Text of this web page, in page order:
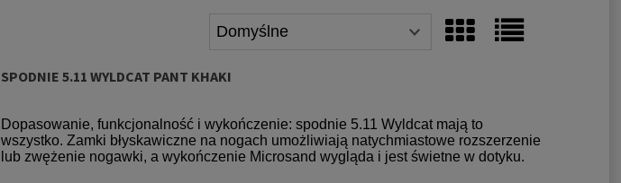
SPODNIE 5.11 WYLDCAT PANT KHAKI
Dopasowanie, funkcjonalność i wykończenie: spodnie 5.11 Wyldcat mają to
wszystko. Zamki błyskawiczne na nogach umożliwiają natychmiastowe rozszerzenie
lub zwężenie nogawki, a wykończenie Microsand wygląda i jest świetne w dotyku.